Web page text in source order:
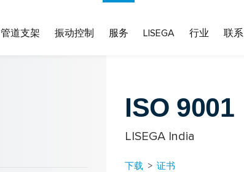
管道支架 振动控制 服务 LISEGA 行业 联系
ISO 9001
LISEGA India
下载 > 证书